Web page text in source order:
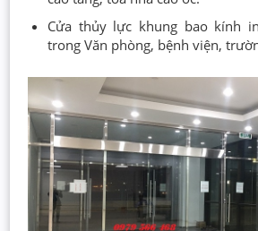
Cửa thủy lực khung bao kính
trong Văn phòng, bệnh viện,